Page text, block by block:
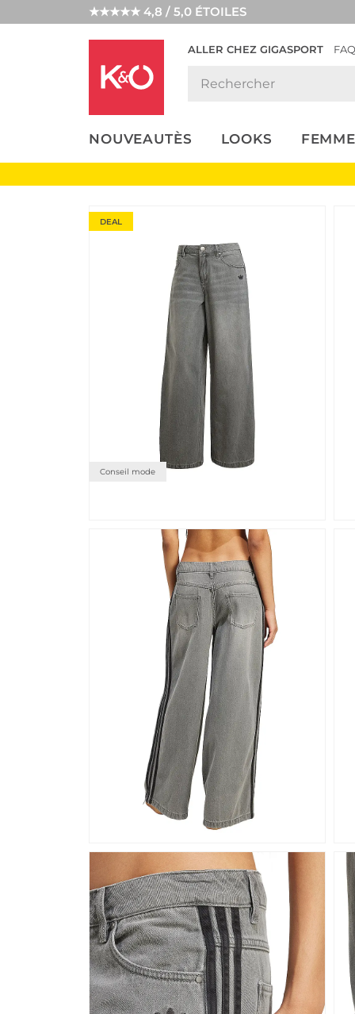
★★★★★ 4,8 / 5,0 ÉTOILES
ALLER CHEZ GIGASPORT FAQ
NOUVEAUTÈS LOOKS
LOOKS
WEDDING
DEAL
Conseil mode